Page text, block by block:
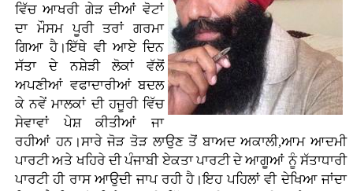
ਵਿੱਚ ਆਖਰੀ ਗੇੜ ਦੀਆਂ ਵੋਟਾਂ
ਦਾ ਮੌਸਮ ਪੂਰੀ ਤਰਾਂ ਗਰਮਾ
ਗਿਆ ਹੈ।ਇੱਥੇ ਵੀ ਆਏ ਦਿਨ
ਸੱਤਾ ਦੇ ਨਸ਼ੇੜੀ ਲੋਕਾਂ ਵੱਲੋਂ
ਅਪਣੀਆਂ ਵਫਾਦਾਰੀਆਂ ਬਦਲ
ਕੇ ਨਵੇਂ ਮਾਲਕਾਂ ਦੀ ਹਜੂਰੀ ਵਿੱਚ
ਸੇਵਾਵਾਂ ਪੇਸ਼ ਕੀਤੀਆਂ ਜਾ
ਰਹੀਆਂ ਹਨ।ਸਾਰੇ ਜੋੜ ਤੋੜ ਲਾਉਣ ਤੋਂ ਬਾਅਦ ਅਕਾਲੀ,ਆਮ ਆਦਮੀ
ਪਾਰਟੀ ਅਤੇ ਖਹਿਰੇ ਦੀ ਪੰਜਾਬੀ ਏਕਤਾ ਪਾਰਟੀ ਦੇ ਆਗੂਆਂ ਨੂੰ ਸੱਤਾਧਾਰੀ
ਪਾਰਟੀ ਹੀ ਰਾਸ ਆਉਦੀ ਜਾਪ ਰਹੀ ਹੈ।ਇਹ ਪਹਿਲਾਂ ਵੀ ਦੇਖਿਆ ਜਾਂਦਾ